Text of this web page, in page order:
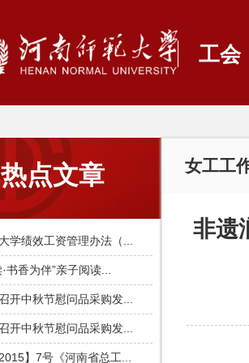
工会
热点文章 女工工
非遗